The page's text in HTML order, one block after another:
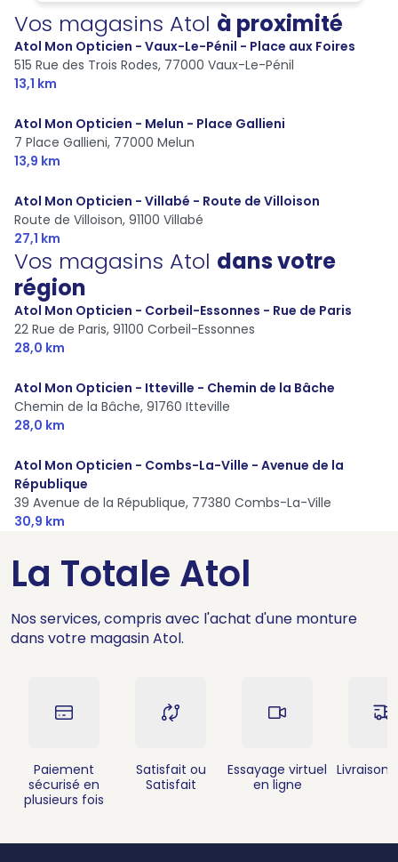
Vos magasins Atol à proximité
Atol Mon Opticien - Vaux-Le-Pénil - Place aux Foires
515 Rue des Trois Rodes, 77000 Vaux-Le-Pénil
13,1 km
Atol Mon Opticien - Melun - Place Gallieni
7 Place Gallieni, 77000 Melun
13,9 km
Atol Mon Opticien - Villabé - Route de Villoison
Route de Villoison, 91100 Villabé
27,1 km
Vos magasins Atol dans votre
région
Atol Mon Opticien - Corbeil-Essonnes - Rue de Paris
22 Rue de Paris, 91100 Corbeil-Essonnes
28,0 km
Atol Mon Opticien - Itteville - Chemin de la Bâche
Chemin de la Bâche, 91760 Itteville
28,0 km
Atol Mon Opticien - Combs-La-Ville - Avenue de la
République
39 Avenue de la République, 77380 Combs-La-Ville
30,9 km
La Totale Atol
Nos services, compris avec l'achat d'une monture
dans votre magasin Atol.
Paiement
sécurisé en
plusieurs fois
Satisfait ou
Satisfait
Essayage virtuel
en ligne
Livraison